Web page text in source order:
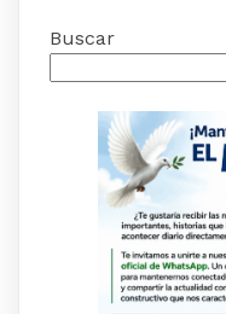
Buscar